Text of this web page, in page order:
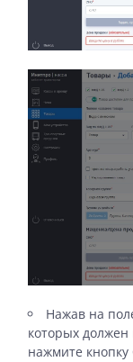
Нажав на
которых должен
нажмите кнопку